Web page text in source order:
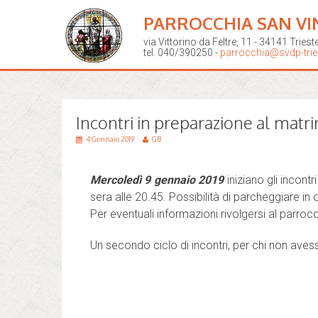
PARROCCHIA SAN
via Vittorino da Feltre, 11 - 34141
tel. 040/390250 - parrocchia@svdp-
Incontri in preparazione al
4 Gennaio 2019 GB
Mercoledì 9 gennaio 2019iniziano gli
sera alle 20.45. Possibilità di parcheggiare in
Per eventuali informazioni rivolgersi al
Un secondo ciclo di incontri, per chi non